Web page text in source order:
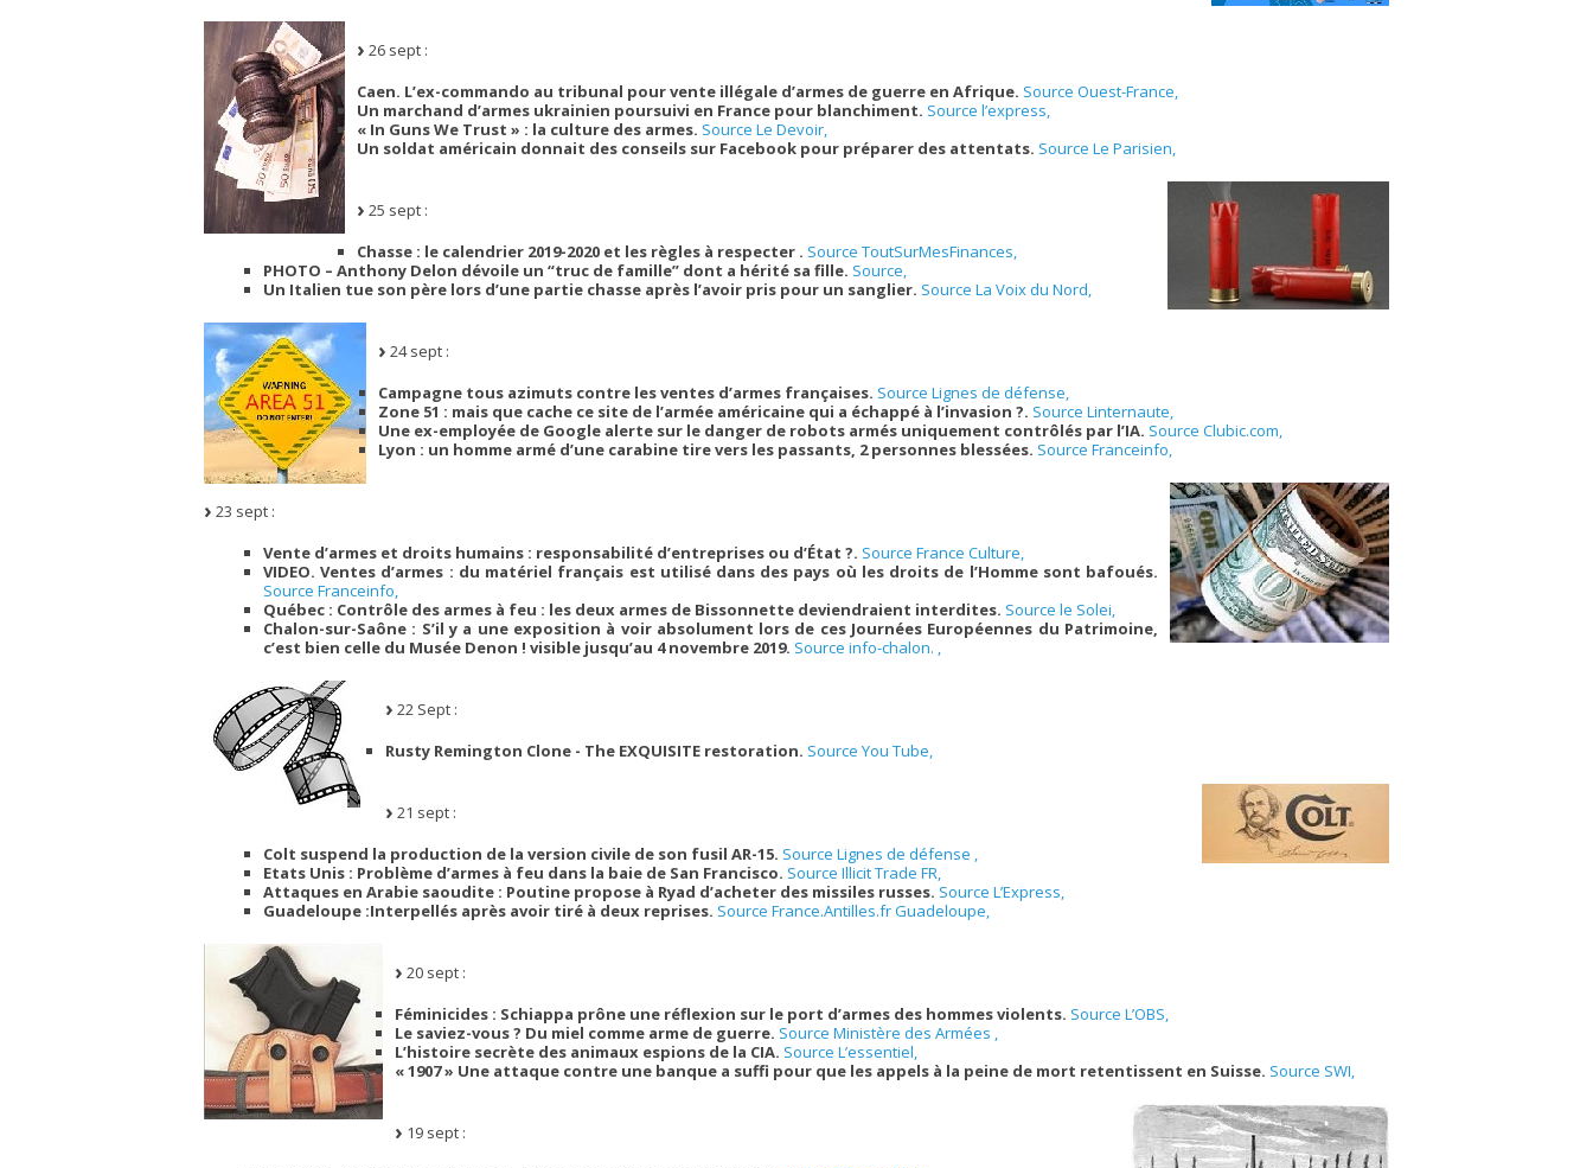
26 sept :
Caen. L’ex-commando au tribunal pour vente illégale d’armes de guerre en Afrique. Source Ouest-France,
Un marchand d’armes ukrainien poursuivi en France pour blanchiment. Source l’express,
« In Guns We Trust » : la culture des armes. Source Le Devoir,
Un soldat américain donnait des conseils sur Facebook pour préparer des attentats. Source Le Parisien,
25 sept :
Chasse : le calendrier 2019-2020 et les règles à respecter . Source ToutSurMesFinances,
PHOTO – Anthony Delon dévoile un “truc de famille” dont a hérité sa fille. Source,
Un Italien tue son père lors d’une partie chasse après l’avoir pris pour un sanglier. Source La Voix du Nord,
24 sept :
Campagne tous azimuts contre les ventes d’armes françaises. Source Lignes de défense,
Zone 51 : mais que cache ce site de l’armée américaine qui a échappé à l’invasion ?. Source Linternaute,
Une ex-employée de Google alerte sur le danger de robots armés uniquement contrôlés par l’IA. Source Clubic.com,
Lyon : un homme armé d’une carabine tire vers les passants, 2 personnes blessées. Source Franceinfo,
23 sept :
Vente d’armes et droits humains : responsabilité d’entreprises ou d’État ?. Source France Culture,
VIDEO. Ventes d’armes : du matériel français est utilisé dans des pays où les droits de l’Homme sont bafoués.
Source Franceinfo,
Québec : Contrôle des armes à feu : les deux armes de Bissonnette deviendraient interdites. Source le Solei,
Chalon-sur-Saône : S’il y a une exposition à voir absolument lors de ces Journées Européennes du Patrimoine,
c’est bien celle du Musée Denon ! visible jusqu’au 4 novembre 2019. Source info-chalon. ,
22 Sept :
Rusty Remington Clone - The EXQUISITE restoration. Source You Tube,
21 sept :
Colt suspend la production de la version civile de son fusil AR-15. Source Lignes de défense ,
Etats Unis : Problème d’armes à feu dans la baie de San Francisco. Source Illicit Trade FR,
Attaques en Arabie saoudite : Poutine propose à Ryad d’acheter des missiles russes. Source L’Express,
Guadeloupe :Interpellés après avoir tiré à deux reprises. Source France.Antilles.fr Guadeloupe,
20 sept :
Féminicides : Schiappa prône une réflexion sur le port d’armes des hommes violents. Source L’OBS,
Le saviez-vous ? Du miel comme arme de guerre. Source Ministère des Armées ,
L’histoire secrète des animaux espions de la CIA. Source L’essentiel,
« 1907 » Une attaque contre une banque a suffi pour que les appels à la peine de mort retentissent en Suisse. Source SWI,
19 sept :